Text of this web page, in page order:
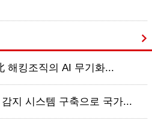
해킹조직의 AI 무기화...
지 시스템 구축으로 국가...